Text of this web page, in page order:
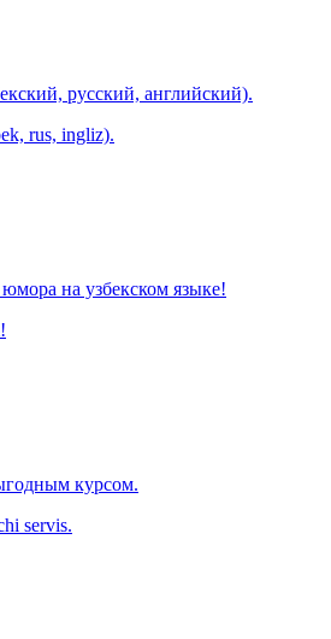
русский, английский).
rus, ingliz).
на узбекском языке!
курсом.
servis.